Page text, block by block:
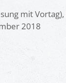
mit Vortag),
2018